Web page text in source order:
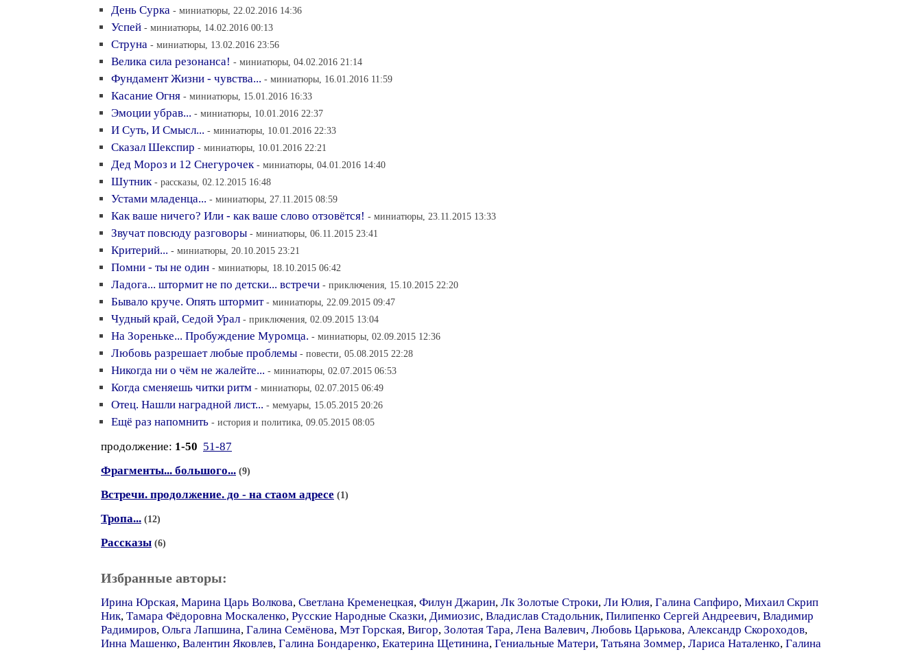
День Сурка - миниатюры, 22.02.2016 14:36
Успей - миниатюры, 14.02.2016 00:13
Струна - миниатюры, 13.02.2016 23:56
Велика сила резонанса! - миниатюры, 04.02.2016 21:14
Фундамент Жизни - чувства... - миниатюры, 16.01.2016 11:59
Касание Огня - миниатюры, 15.01.2016 16:33
Эмоции убрав... - миниатюры, 10.01.2016 22:37
И Суть, И Смысл... - миниатюры, 10.01.2016 22:33
Сказал Шекспир - миниатюры, 10.01.2016 22:21
Дед Мороз и 12 Снегурочек - миниатюры, 04.01.2016 14:40
Шутник - рассказы, 02.12.2015 16:48
Устами младенца... - миниатюры, 27.11.2015 08:59
Как ваше ничего? Или - как ваше слово отзовётся! - миниатюры, 23.11.2015 13:33
Звучат повсюду разговоры - миниатюры, 06.11.2015 23:41
Критерий... - миниатюры, 20.10.2015 23:21
Помни - ты не один - миниатюры, 18.10.2015 06:42
Ладога... штормит не по детски... встречи - приключения, 15.10.2015 22:20
Бывало круче. Опять штормит - миниатюры, 22.09.2015 09:47
Чудный край, Седой Урал - приключения, 02.09.2015 13:04
На Зореньке... Пробуждение Муромца. - миниатюры, 02.09.2015 12:36
Любовь разрешает любые проблемы - повести, 05.08.2015 22:28
Никогда ни о чём не жалейте... - миниатюры, 02.07.2015 06:53
Когда сменяешь читки ритм - миниатюры, 02.07.2015 06:49
Отец. Нашли наградной лист... - мемуары, 15.05.2015 20:26
Ещё раз напомнить - история и политика, 09.05.2015 08:05
продолжение: 1-50 51-87
Фрагменты... большого... (9)
Встречи. продолжение. до - на стаом адресе (1)
Тропа... (12)
Рассказы (6)
Избранные авторы:
Ирина Юрская, Марина Царь Волкова, Светлана Кременецкая, Филун Джарин, Лк Золотые Строки, Ли Юлия, Галина Сапфиро, Михаил Скрип
Ник, Тамара Фёдоровна Москаленко, Русские Народные Сказки, Димиозис, Владислав Стадольник, Пилипенко Сергей Андреевич, Владимир
Радимиров, Ольга Лапшина, Галина Семёнова, Мэт Горская, Вигор, Золотая Тара, Лена Валевич, Любовь Царькова, Александр Скороходов,
Инна Машенко, Валентин Яковлев, Галина Бондаренко, Екатерина Щетинина, Гениальные Матери, Татьяна Зоммер, Лариса Наталенко, Галина